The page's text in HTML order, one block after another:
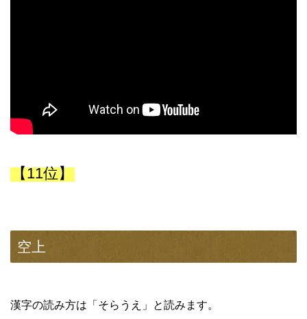
【11位】
空上
漢字の読み方は「そらうえ」と読みます。